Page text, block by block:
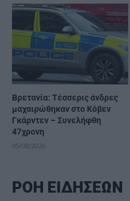
Βρετανία: Τέσσερις άνδρες
μαχαιρώθηκαν στο Κόβεν
Γκάρντεν – Συνελήφθη
47χρονη
05/08/2026
ΡΟΗ ΕΙΔΗΣΕΩΝ